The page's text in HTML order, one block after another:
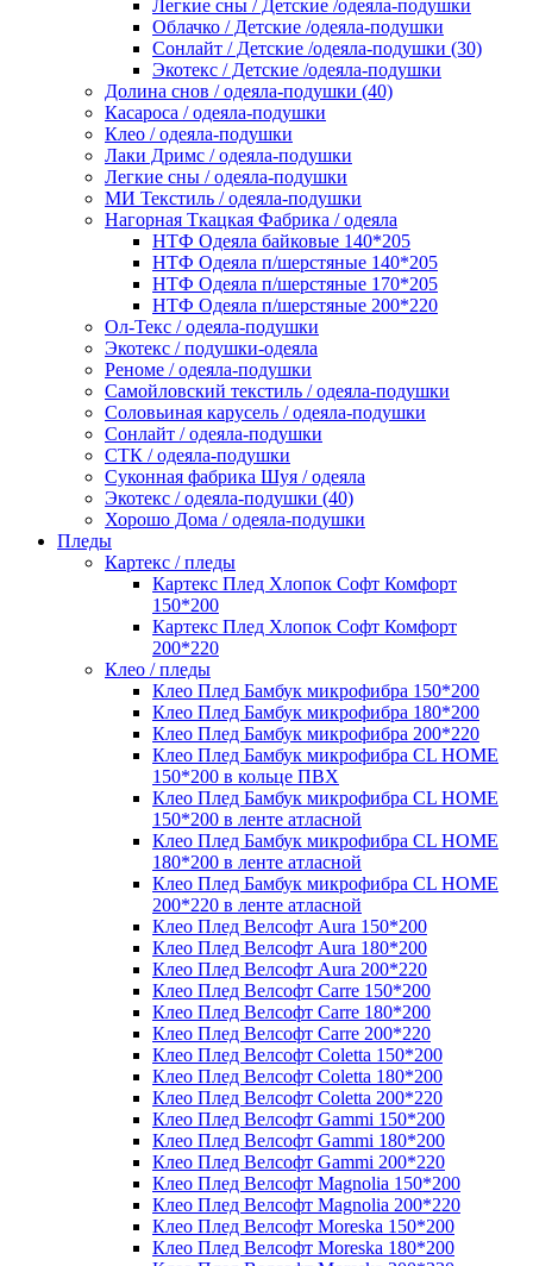
Легкие сны / Детские /одеяла-подушки
Облачко / Детские /одеяла-подушки
Сонлайт / Детские /одеяла-подушки (30)
Экотекс / Детские /одеяла-подушки
Долина снов / одеяла-подушки (40)
Касароса / одеяла-подушки
Клео / одеяла-подушки
Лаки Дримс / одеяла-подушки
Легкие сны / одеяла-подушки
МИ Текстиль / одеяла-подушки
Нагорная Ткацкая Фабрика / одеяла
НТФ Одеяла байковые 140*205
НТФ Одеяла п/шерстяные 140*205
НТФ Одеяла п/шерстяные 170*205
НТФ Одеяла п/шерстяные 200*220
Ол-Текс / одеяла-подушки
Экотекс / подушки-одеяла
Реноме / одеяла-подушки
Самойловский текстиль / одеяла-подушки
Соловьиная карусель / одеяла-подушки
Сонлайт / одеяла-подушки
СТК / одеяла-подушки
Суконная фабрика Шуя / одеяла
Экотекс / одеяла-подушки (40)
Хорошо Дома / одеяла-подушки
Пледы
Картекс / пледы
Картекс Плед Хлопок Софт Комфорт
150*200
Картекс Плед Хлопок Софт Комфорт
200*220
Клео / пледы
Клео Плед Бамбук микрофибра 150*200
Клео Плед Бамбук микрофибра 180*200
Клео Плед Бамбук микрофибра 200*220
Клео Плед Бамбук микрофибра CL HOME
150*200 в кольце ПВХ
Клео Плед Бамбук микрофибра CL HOME
150*200 в ленте атласной
Клео Плед Бамбук микрофибра CL HOME
180*200 в ленте атласной
Клео Плед Бамбук микрофибра CL HOME
200*220 в ленте атласной
Клео Плед Велсофт Aura 150*200
Клео Плед Велсофт Aura 180*200
Клео Плед Велсофт Aura 200*220
Клео Плед Велсофт Carre 150*200
Клео Плед Велсофт Carre 180*200
Клео Плед Велсофт Carre 200*220
Клео Плед Велсофт Coletta 150*200
Клео Плед Велсофт Coletta 180*200
Клео Плед Велсофт Coletta 200*220
Клео Плед Велсофт Gammi 150*200
Клео Плед Велсофт Gammi 180*200
Клео Плед Велсофт Gammi 200*220
Клео Плед Велсофт Magnolia 150*200
Клео Плед Велсофт Magnolia 200*220
Клео Плед Велсофт Moreska 150*200
Клео Плед Велсофт Moreska 180*200